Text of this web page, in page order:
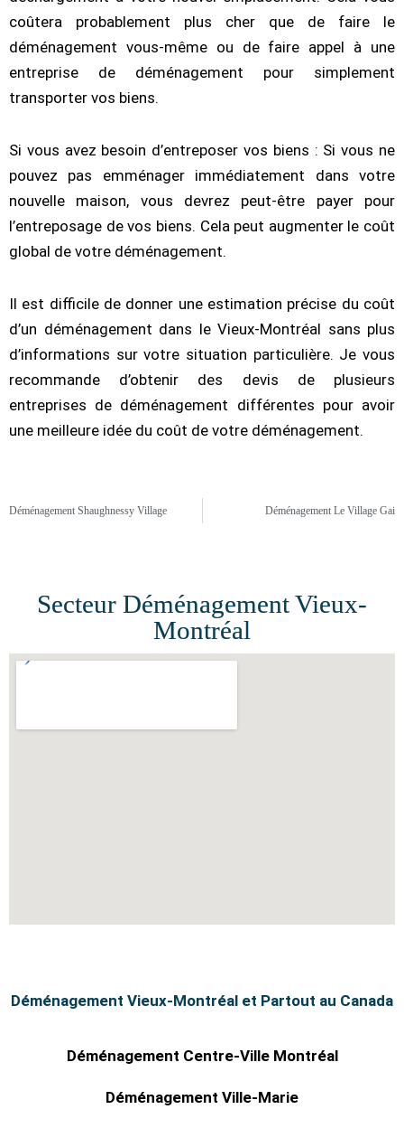
coûtera probablement plus cher que de faire le
déménagement vous-même ou de faire appel à une
entreprise de déménagement pour simplement
transporter vos biens.
Si vous avez besoin d’entreposer vos biens : Si vous ne
pouvez pas emménager immédiatement dans votre
nouvelle maison, vous devrez peut-être payer pour
l’entreposage de vos biens. Cela peut augmenter le coût
global de votre déménagement.
Il est difficile de donner une estimation précise du coût
d’un déménagement dans le Vieux-Montréal sans plus
d’informations sur votre situation particulière. Je vous
recommande d’obtenir des devis de plusieurs
entreprises de déménagement différentes pour avoir
une meilleure idée du coût de votre déménagement.
Déménagement Shaughnessy Village Déménagement Le Village Gai
Secteur Déménagement Vieux-
Montréal
Déménagement Vieux-Montréal et Partout au Canada
Déménagement Centre-Ville Montréal
Déménagement Ville-Marie